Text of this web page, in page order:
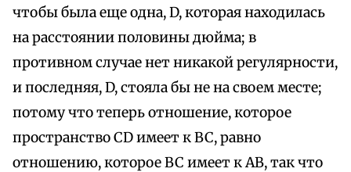
чтобы была еще одна, D, которая находилась
на расстоянии половины дюйма; в
противном случае нет никакой регулярности,
и последняя, ​​D, стояла бы не на своем месте;
потому что теперь отношение, которое
пространство CD имеет к BC, равно
отношению, которое BC имеет к AB, так что